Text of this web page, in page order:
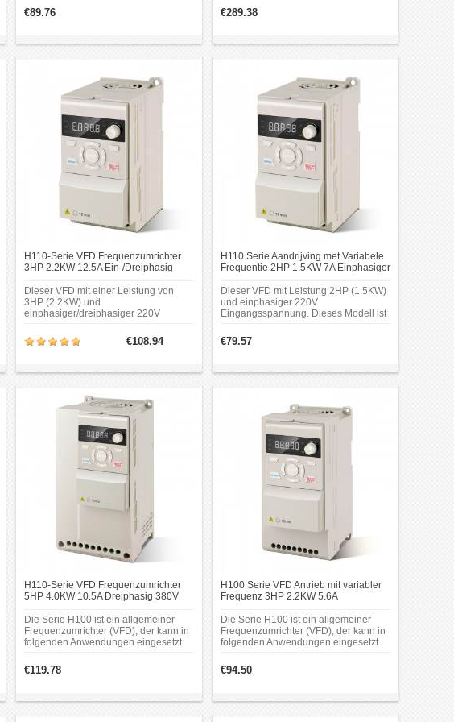
konzipiert.
€89.76
konzipiert.
€289.38
H110-Serie VFD Frequenzumrichter
3HP 2.2KW 12.5A Ein-/Dreiphasig
Dieser VFD mit einer Leistung von
3HP (2.2KW) und
einphasiger/dreiphasiger 220V
für die Graviermaschinenindustrie
konzipiert.
€108.94
H110 Serie Aandrijving met Variabele
Frequentie 2HP 1.5KW 7A Einphasiger
Dieser VFD mit Leistung 2HP (1.5KW)
und einphasiger 220V
Eingangsspannung. Dieses Modell ist
konzipiert.
€79.57
H110-Serie VFD Frequenzumrichter
5HP 4.0KW 10.5A Dreiphasig 380V
Die Serie H100 ist ein allgemeiner
Frequenzumrichter (VFD), der kann in
folgenden Anwendungen eingesetzt
Verpackungsmaschinen,
Graviermaschinen, Druckmaschinen,
Holzbearbeitungsmaschinen,
€119.78
H100 Serie VFD Antrieb mit variabler
Frequenz 3HP 2.2KW 5.6A
Die Serie H100 ist ein allgemeiner
Frequenzumrichter (VFD), der kann in
folgenden Anwendungen eingesetzt
Verpackungsmaschinen,
Graviermaschinen, Druckmaschinen,
Holzbearbeitungsmaschinen,
€94.50